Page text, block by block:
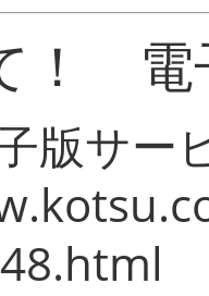
！ 電
版サー